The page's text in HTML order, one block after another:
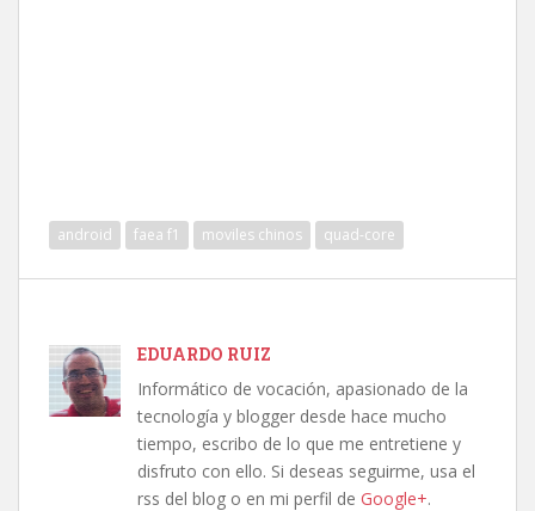
android faea f1 moviles chinos quad-core
EDUARDO RUIZ
Informático de vocación, apasionado de la
tecnología y blogger desde hace mucho
tiempo, escribo de lo que me entretiene y
disfruto con ello. Si deseas seguirme, usa el
rss del blog o en mi perfil de Google+.